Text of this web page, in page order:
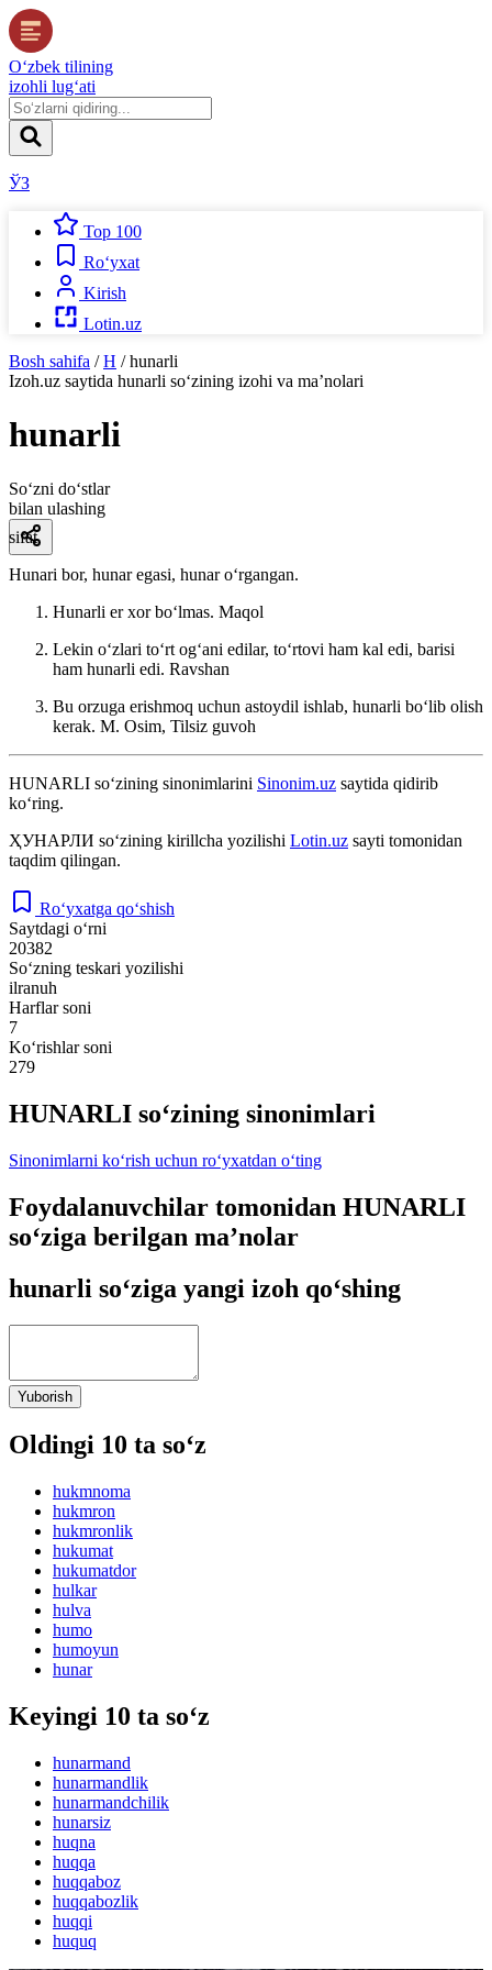
O‘zbek tilining
izohli lug‘ati
ЎЗ
Top 100
Ro‘yxat
Kirish
Lotin.uz
Bosh sahifa / H / hunarli
Izoh.uz saytida hunarli so‘zining izohi va ma’nolari
hunarli
So‘zni do‘stlar
bilan ulashing
sifat
Hunari bor, hunar egasi, hunar oʻrgangan.
Hunarli er xor boʻlmas. Maqol
Lekin oʻzlari toʻrt ogʻani edilar, toʻrtovi ham kal edi, barisi
ham hunarli edi. Ravshan
Bu orzuga erishmoq uchun astoydil ishlab, hunarli boʻlib olish
kerak. M. Osim, Tilsiz guvoh
HUNARLI so‘zining sinonimlarini Sinonim.uz saytida qidirib
ko‘ring.
ҲУНАРЛИ so‘zining kirillcha yozilishi Lotin.uz sayti tomonidan
taqdim qilingan.
Ro‘yxatga qo‘shish
Saytdagi o‘rni
20382
So‘zning teskari yozilishi
ilranuh
Harflar soni
7
Ko‘rishlar soni
279
HUNARLI so‘zining sinonimlari
Sinonimlarni ko‘rish uchun ro‘yxatdan o‘ting
Foydalanuvchilar tomonidan HUNARLI
so‘ziga berilgan ma’nolar
hunarli so‘ziga yangi izoh qo‘shing
Yuborish
Oldingi 10 ta so‘z
hukmnoma
hukmron
hukmronlik
hukumat
hukumatdor
hulkar
hulva
humo
humoyun
hunar
Keyingi 10 ta so‘z
hunarmand
hunarmandlik
hunarmandchilik
hunarsiz
huqna
huqqa
huqqaboz
huqqabozlik
huqqi
huquq